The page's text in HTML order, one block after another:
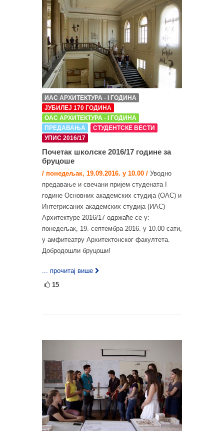
ИАС АРХИТЕКТУРА - I ГОДИНА
ЈУБИЛЕЈ 170 ГОДИНА
ОАС АРХИТЕКТУРА - I ГОДИНА
ПРЕДАВАЊА
СТУДЕНТСКЕ ВЕСТИ
УПИС 2016/17
Почетак школске 2016/17 године за
бруцоше
/ понедељак, 19.09.2016. у 10.00 / Уводно
предавање и свечани пријем студената I
године Основних академских студија (ОАС) и
Интегрисаних академских студија (ИАС)
Архитектуре 2016/17 одржаће се у:
понедељак, 19. септембра 2016. у 10.00 сати,
у амфитеатру Архитектонског факултета.
Добродошли бруцоши!
... прочитај више
15